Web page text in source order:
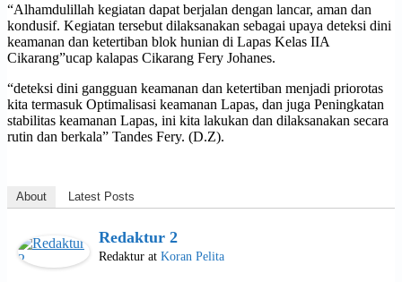
“Alhamdulillah kegiatan dapat berjalan dengan lancar, aman dan
kondusif. Kegiatan tersebut dilaksanakan sebagai upaya deteksi dini
keamanan dan ketertiban blok hunian di Lapas Kelas IIA
Cikarang”ucap kalapas Cikarang Fery Johanes.
“deteksi dini gangguan keamanan dan ketertiban menjadi priorotas
kita termasuk Optimalisasi keamanan Lapas, dan juga Peningkatan
stabilitas keamanan Lapas, ini kita lakukan dan dilaksanakan secara
rutin dan berkala” Tandes Fery. (D.Z).
About Latest Posts
Redaktur 2
Redaktur at Koran Pelita